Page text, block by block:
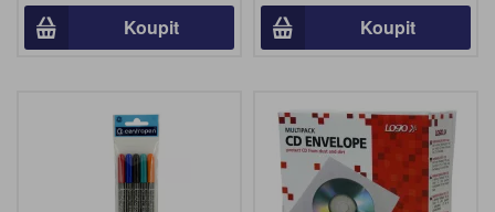
Koupit Koupit